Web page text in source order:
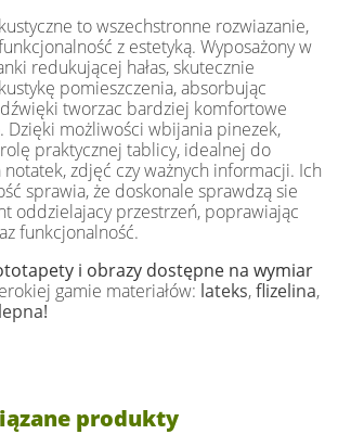
to wszechstronne rozwiazanie,
z estetyką. Wyposażony w
redukującej hałas, skutecznie
pomieszczenia, absorbując
tworzac bardziej komfortowe
Dzięki możliwości wbijania pinezek,
praktycznej tablicy, idealnej do
zdjęć czy ważnych informacji. Ich
sprawia, że doskonale sprawdzą sie
oddzielajacy przestrzeń, poprawiając
funkcjonalność.
i obrazy dostępne na wymiar
gamie materiałów: lateks,flizelina,
produkty